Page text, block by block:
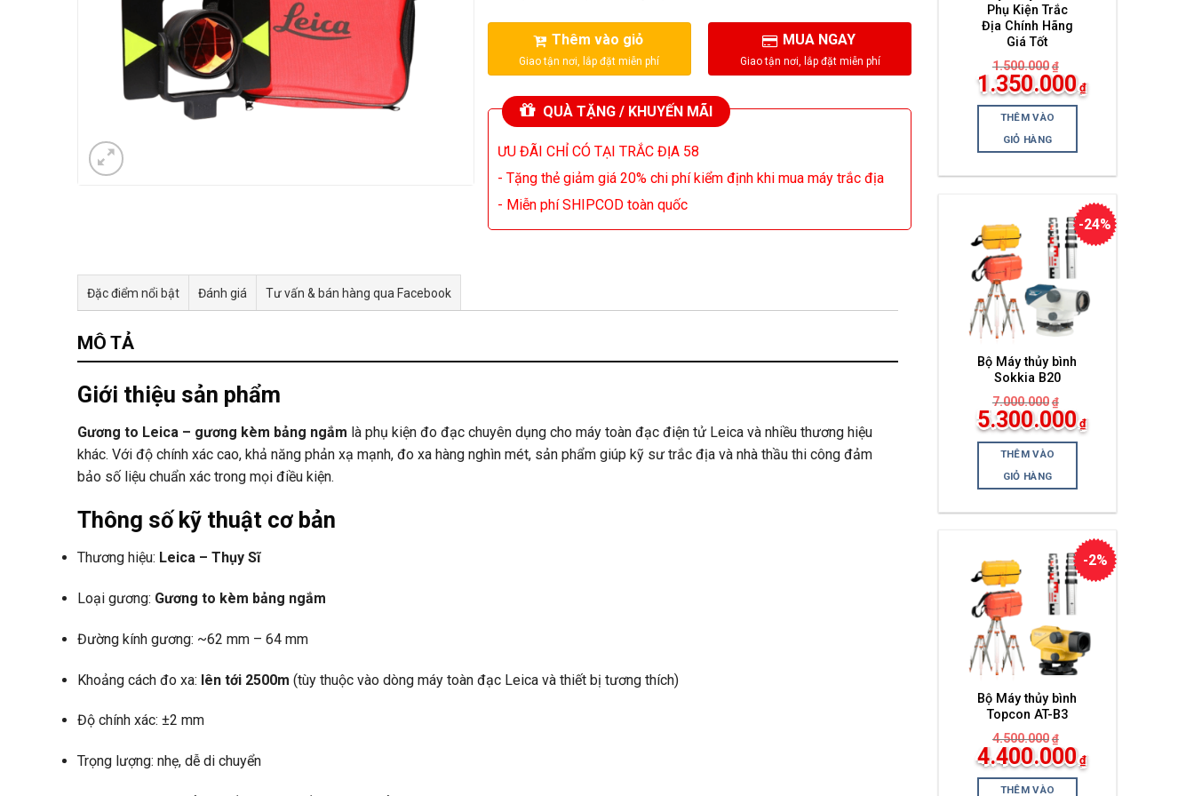
Phụ Kiện Trắc
Địa Chính Hãng
Giá Tốt
1.500.000 ₫
Giá
gốc
là:
1.500.000₫.
1.350.000 ₫
Giá
hiện
tại
là:
1.350.000₫.
THÊM VÀO
GIỎ HÀNG
-24%
Bộ Máy thủy bình
Sokkia B20
7.000.000 ₫
Giá
gốc
là:
7.000.000₫.
5.300.000 ₫
Giá
hiện
tại
là:
5.300.000₫.
THÊM VÀO
GIỎ HÀNG
-2%
Bộ Máy thủy bình
Topcon AT-B3
4.500.000 ₫
Giá
gốc
là:
4.500.000₫.
4.400.000 ₫
Giá
hiện
THÊM VÀO
Thêm vào giỏ MUA NGAY
QUÀ TẶNG / KHUYẾN MÃI
ƯU ĐÃI CHỈ CÓ TẠI TRẮC ĐỊA 58
- Tặng thẻ giảm giá 20% chi phí kiểm định khi mua máy trắc địa
- Miễn phí SHIPCOD toàn quốc
Đặc điểm nổi bật Đánh giá Tư vấn & bán hàng qua Facebook
MÔ TẢ
Giới thiệu sản phẩm
Gương to Leica – gương kèm bảng ngắm là phụ kiện đo đạc chuyên dụng cho máy toàn đạc điện tử Leica và nhiều thương hiệu
khác. Với độ chính xác cao, khả năng phản xạ mạnh, đo xa hàng nghìn mét, sản phẩm giúp kỹ sư trắc địa và nhà thầu thi công đảm
bảo số liệu chuẩn xác trong mọi điều kiện.
Thông số kỹ thuật cơ bản
Thương hiệu: Leica – Thụy Sĩ
Loại gương: Gương to kèm bảng ngắm
Đường kính gương: ~62 mm – 64 mm
Khoảng cách đo xa: lên tới 2500m (tùy thuộc vào dòng máy toàn đạc Leica và thiết bị tương thích)
Độ chính xác: ±2 mm
Trọng lượng: nhẹ, dễ di chuyển